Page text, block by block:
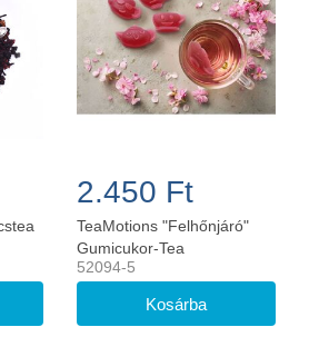
2.450 Ft
TeaMotions "Felhőnjáró"
Gumicukor-Tea
52094-5